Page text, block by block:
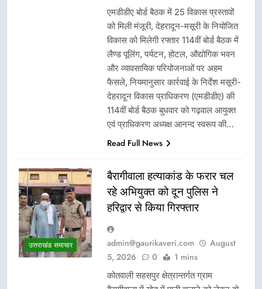
एमडीडीए बोर्ड बैठक में 25 विकास प्रस्तावों
को मिली मंजूरी, देहरादून-मसूरी के नियोजित
विकास को मिलेगी रफ्तार 114वीं बोर्ड बैठक में
लैण्ड पूलिंग, पर्यटन, होटल, औद्योगिक भवन
और व्यावसायिक परियोजनाओं पर अहम
फैसले, नियमानुसार कार्रवाई के निर्देश मसूरी-
देहरादून विकास प्राधिकरण (एमडीडीए) की
114वीं बोर्ड बैठक बुधवार को गढ़वाल आयुक्त
एवं प्राधिकरण अध्यक्ष आनन्द स्वरूप की…
Read Full News
उत्तराखंड समाचार
बैरागीवाला हत्याकांड के फरार चल
रहे अभियुक्त को दून पुलिस ने
हरिद्वार से किया गिरफ्तार
admin@gaurikaveri.com
August
5, 2026
0 1 mins
कोतवाली सहसपुर क्षेत्रान्तर्गत ग्राम